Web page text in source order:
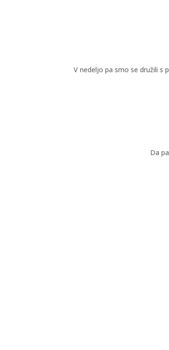
V nedeljo pa smo se družili s
Da